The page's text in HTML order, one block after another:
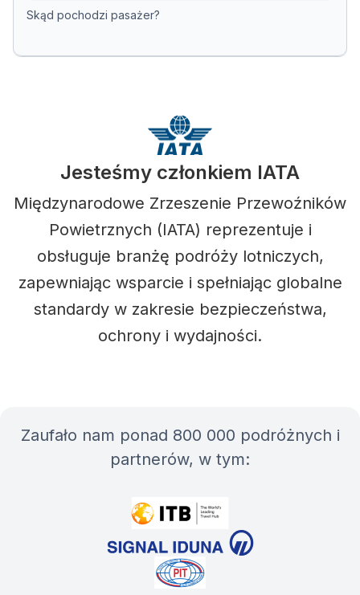
Skąd pochodzi pasażer?
Jesteśmy członkiem IATA
Międzynarodowe Zrzeszenie Przewoźników
Powietrznych (IATA) reprezentuje i
obsługuje branżę podróży lotniczych,
zapewniając wsparcie i spełniając globalne
standardy w zakresie bezpieczeństwa,
ochrony i wydajności.
Zaufało nam ponad 800 000 podróżnych i
partnerów, w tym: